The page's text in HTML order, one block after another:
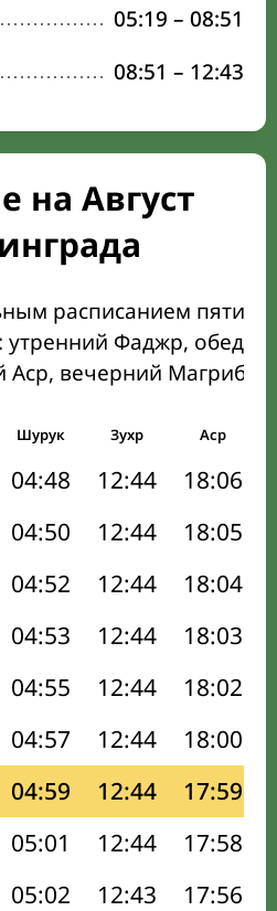
05:19 – 08:51
08:51 – 12:43
на Август
расписанием пяти
утренний Фаджр,
Аср, вечерний Магриб
Шурук Зухр Аср
04:48 12:44 18:06
04:50 12:44 18:05
04:52 12:44 18:04
04:53 12:44 18:03
04:55 12:44 18:02
04:57 12:44 18:00
04:59 12:44 17:59
05:01 12:44 17:58
05:02 12:43 17:56